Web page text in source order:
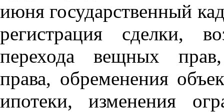
июня государственный
регистрация сделки,
перехода вещных прав,
права, обременения
ипотеки, изменения